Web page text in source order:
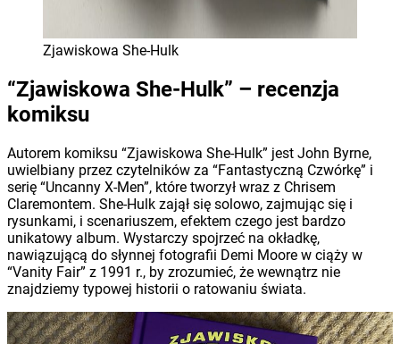
Zjawiskowa She-Hulk
“Zjawiskowa She-Hulk” – recenzja
komiksu
Autorem komiksu “Zjawiskowa She-Hulk” jest John Byrne,
uwielbiany przez czytelników za “Fantastyczną Czwórkę” i
serię “Uncanny X-Men”, które tworzył wraz z Chrisem
Claremontem. She-Hulk zajął się solowo, zajmując się i
rysunkami, i scenariuszem, efektem czego jest bardzo
unikatowy album. Wystarczy spojrzeć na okładkę,
nawiązującą do słynnej fotografii Demi Moore w ciąży w
“Vanity Fair” z 1991 r., by zrozumieć, że wewnątrz nie
znajdziemy typowej historii o ratowaniu świata.